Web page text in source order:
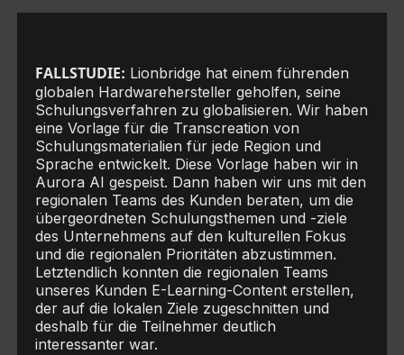
FALLSTUDIE: Lionbridge hat einem führenden
globalen Hardwarehersteller geholfen, seine
Schulungsverfahren zu globalisieren. Wir haben
eine Vorlage für die Transcreation von
Schulungsmaterialien für jede Region und
Sprache entwickelt. Diese Vorlage haben wir in
Aurora AI gespeist. Dann haben wir uns mit den
regionalen Teams des Kunden beraten, um die
übergeordneten Schulungsthemen und -ziele
des Unternehmens auf den kulturellen Fokus
und die regionalen Prioritäten abzustimmen.
Letztendlich konnten die regionalen Teams
unseres Kunden E-Learning-Content erstellen,
der auf die lokalen Ziele zugeschnitten und
deshalb für die Teilnehmer deutlich
interessanter war.